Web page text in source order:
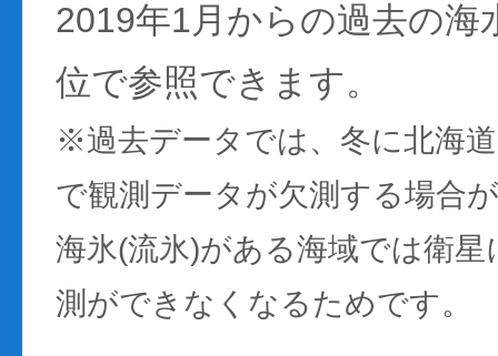
2019年1月からの過去の海
位で参照できます。
※過去データでは、冬に北海
で観測データが欠測する場合
海氷(流氷)がある海域では衛
測ができなくなるためです。